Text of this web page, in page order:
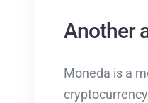
Another
Moneda is a